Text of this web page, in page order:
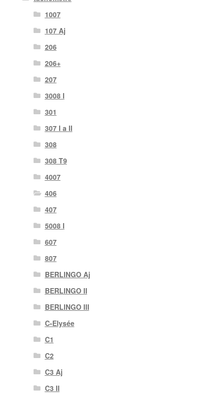
1007
107 Aj
206
206+
207
3008 I
301
307 I a II
308
308 T9
4007
406
407
5008 I
607
807
BERLINGO Aj
BERLINGO II
BERLINGO III
C-Elysée
C1
C2
C3 Aj
C3 II